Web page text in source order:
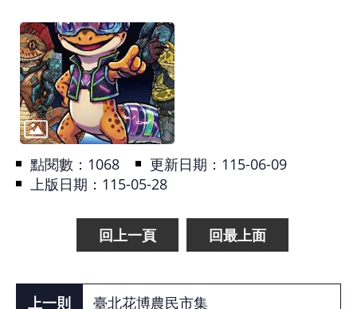
點閱數： 1068
更新日期：115-06-09
上版日期：115-05-28
回上一頁 回最上面
臺北花博農民市集